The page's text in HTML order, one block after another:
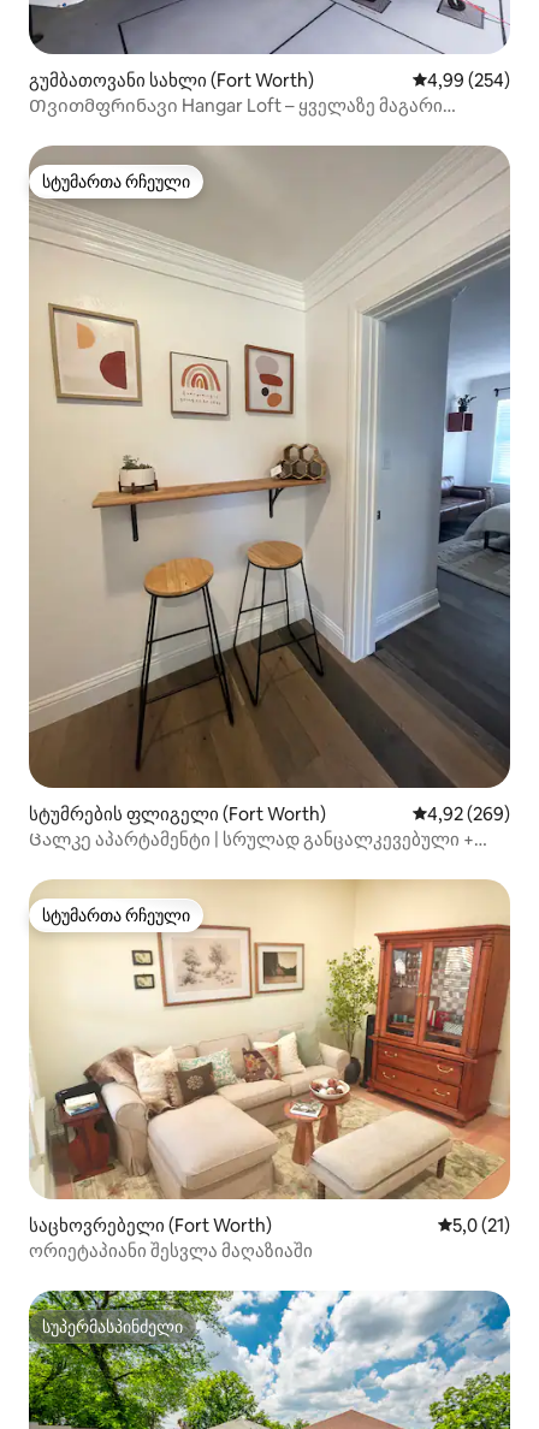
გუმბათოვანი სახლი (Fort Worth) საშუალო
4,99 (254)
Თვითმფრინავი Hangar Loft – ყველაზე მაგარი
სტუმართა რჩეული
სტუმართა რჩეული
სტუმრების ფლიგელი (Fort Worth) საშუალო
4,92 (269)
Ცალკე აპარტამენტი | სრულად განცალკევებული +
სტუმართა რჩეული
სტუმართა რჩეული
საცხოვრებელი (Fort Worth) საშუალო
5,0 (21)
ორიეტაპიანი შესვლა მაღაზიაში
სუპერმასპინძელი
სუპერმასპინძელი